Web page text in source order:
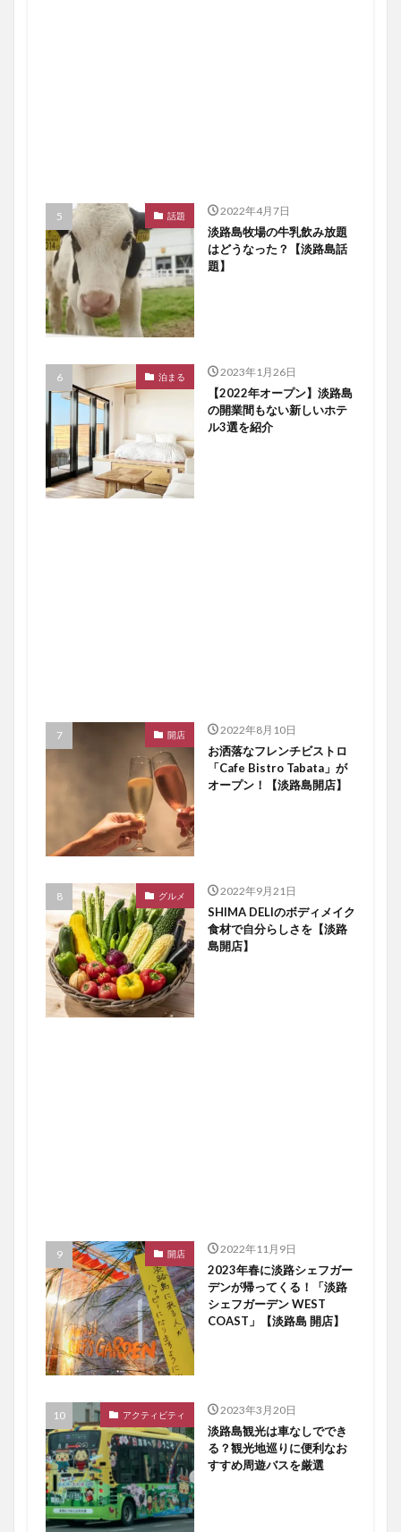
話題 2022年4月7日
淡路島牧場の牛乳飲み放題
はどうなった？【淡路島話
題】
泊まる 2023年1月26日
【2022年オープン】淡路島
の開業間もない新しいホテ
ル3選を紹介
開店 2022年8月10日
お洒落なフレンチビストロ
「Cafe Bistro Tabata」が
オープン！【淡路島開店】
グルメ 2022年9月21日
SHIMA DELIのボディメイク
食材で自分らしさを【淡路
島開店】
開店 2022年11月9日
2023年春に淡路シェフガー
デンが帰ってくる！「淡路
シェフガーデン WEST
COAST」【淡路島 開店】
アクティビティ 2023年3月20日
淡路島観光は車なしででき
る？観光地巡りに便利なお
すすめ周遊バスを厳選